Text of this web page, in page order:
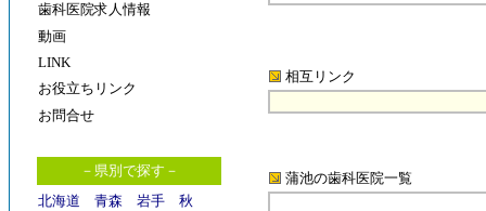
歯科医院求人情報
動画
LINK
お役立ちリンク
お問合せ
－県別で探す－
北海道
青森 岩手
秋
相互リンク
蒲池の歯科医院一覧